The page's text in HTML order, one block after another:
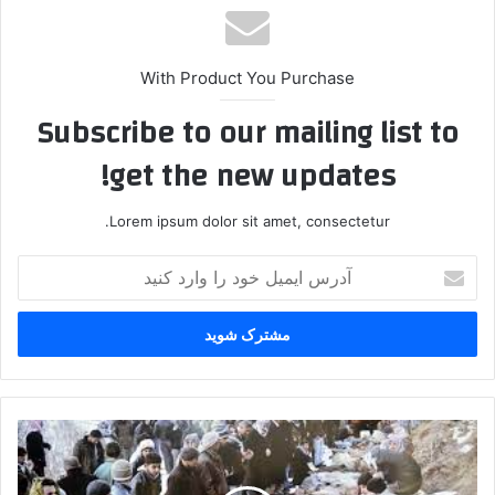
With Product You Purchase
Subscribe to our mailing list to
get the new updates!
Lorem ipsum dolor sit amet, consectetur.
ر
ا
ی
ی
ل
خ
ش
ک
س